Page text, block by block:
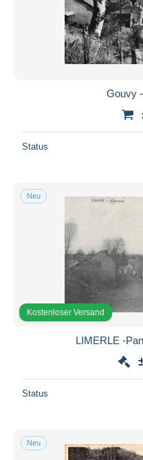
Gouvy
Status
Neu
Kostenloser Versand
LIMERLE -
Status
Neu